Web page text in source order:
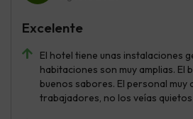
El hotel tiene unas instalaciones
habitaciones son muy amplias. El
buenos sabores. El personal muy
trabajadores, no los veías quietos
Excelente